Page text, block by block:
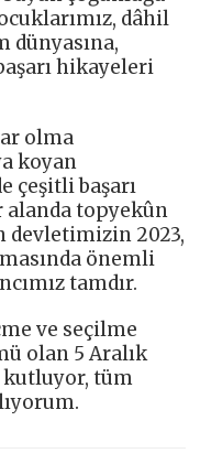
dâhil
dünyasına,
hikayeleri
olma
koyan
çeşitli başarı
topyekûn
devletimizin 2023,
önemli
tamdır.
ve seçilme
olan 5 Aralık
kutluyor, tüm